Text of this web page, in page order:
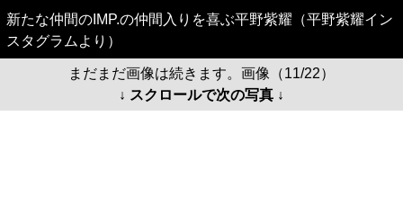
新たな仲間のIMP.の仲間入りを喜ぶ平野紫耀（平野紫耀イン
スタグラムより）
まだまだ画像は続きます。画像（11/22）
↓ スクロールで次の写真 ↓